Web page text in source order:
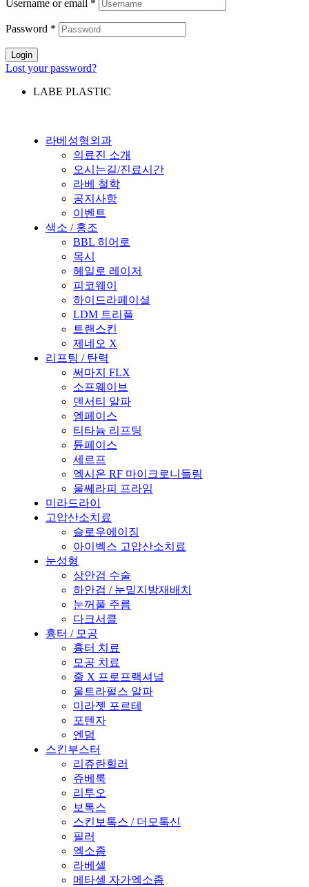
Username or email *
Password *
Login
Lost your password?
LABE PLASTIC
라베성형외과
의료진 소개
오시는길/진료시간
라베 철학
공지사항
이벤트
색소 / 홍조
BBL 히어로
목시
헤일로 레이저
피코웨이
하이드라페이셜
LDM 트리플
트랜스킨
제네오 X
리프팅 / 탄력
써마지 FLX
소프웨이브
덴서티 알파
엠페이스
티타늄 리프팅
튠페이스
세르프
엑시온 RF 마이크로니들링
울쎄라피 프라임
미라드라이
고압산소치료
슬로우에이징
아이벡스 고압산소치료
눈성형
상안검 수술
하안검 / 눈밑지방재배치
눈꺼풀 주름
다크서클
흉터 / 모공
흉터 치료
모공 치료
줄 X 프로프랙셔널
울트라펄스 알파
미라젯 포르테
포텐자
엔덤
스킨부스터
리쥬란힐러
쥬베룩
리투오
보톡스
스킨보톡스 / 더모톡신
필러
엑소좀
라베셀
메타셀 자가엑소좀